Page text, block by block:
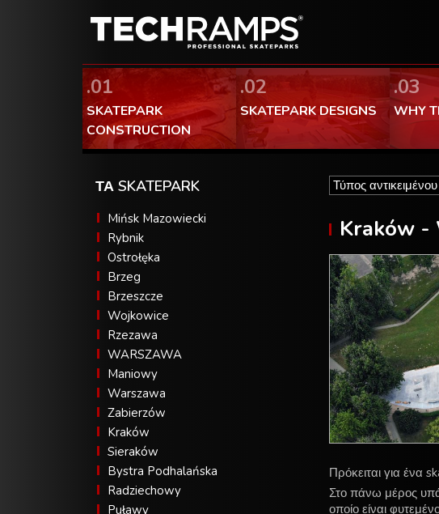
.01
SKATEPARK
CONSTRUCTION
.02
SKATEPARK DESIGNS
.03
WHY
ΤΑ SKATEPARK
Mińsk Mazowiecki
Rybnik
Ostrołęka
Brzeg
Brzeszcze
Wojkowice
Rzezawa
WARSZAWA
Maniowy
Warszawa
Zabierzów
Kraków
Sieraków
Bystra Podhalańska
Radziechowy
Puławy
Kraków -
Πρόκειται για ένα
Στο πάνω μέρος
οποίο είναι